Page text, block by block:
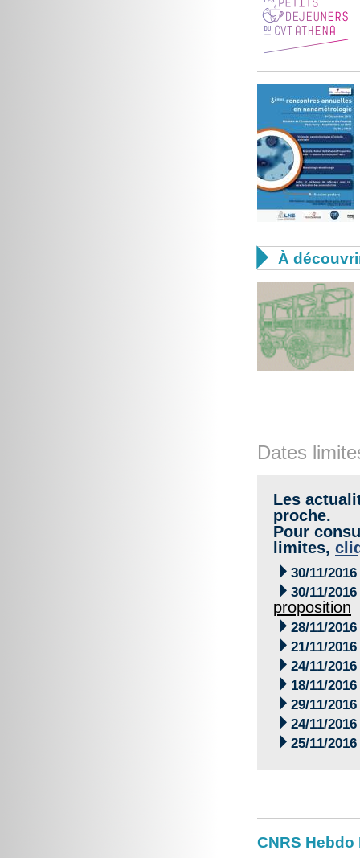
 À
Dates
Les
proche.
Pour
limites,
 30/11/2016
 30/11/2016
proposition
 28/11/2016
 21/11/2016
 24/11/2016
 18/11/2016
 29/11/2016
 24/11/2016
 25/11/2016
CNRS